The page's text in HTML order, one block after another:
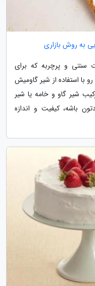
سنتی و پرچربه که برای
با استفاده از شیر گاومیش
شیر گاو و خامه یا شیر
باشه، کیفیت و اندازه